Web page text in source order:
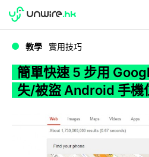
WWDC 2026
教學 實用技巧
簡單快速 5 步用
失/被盜 Android 手機